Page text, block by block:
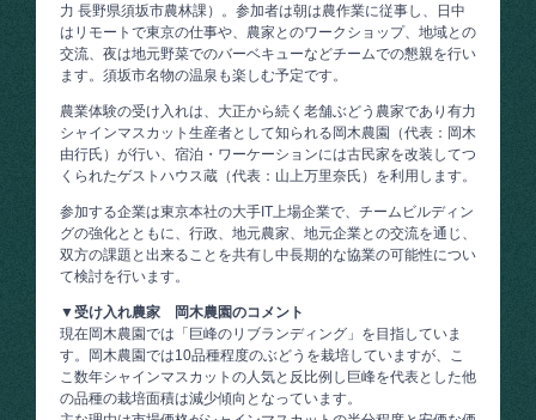
力 長野県須坂市農林課）。参加者は朝は農作業に従事し、日中
はリモートで東京の仕事や、農家とのワークショップ、地域との
交流、夜は地元野菜でのバーベキューなどチームでの懇親を行い
ます。須坂市名物の温泉も楽しむ予定です。
農業体験の受け入れは、大正から続く老舗ぶどう農家であり有力
シャインマスカット生産者として知られる岡木農園（代表：岡木
由行氏）が行い、宿泊・ワーケーションには古民家を改装してつ
くられたゲストハウス蔵（代表：山上万里奈氏）を利用します。
参加する企業は東京本社の大手IT上場企業で、チームビルディン
グの強化とともに、行政、地元農家、地元企業との交流を通じ、
双方の課題と出来ることを共有し中長期的な協業の可能性につい
て検討を行います。
▼受け入れ農家 岡木農園のコメント
現在岡木農園では「巨峰のリブランディング」を目指していま
す。岡木農園では10品種程度のぶどうを栽培していますが、こ
こ数年シャインマスカットの人気と反比例し巨峰を代表とした他
の品種の栽培面積は減少傾向となっています。